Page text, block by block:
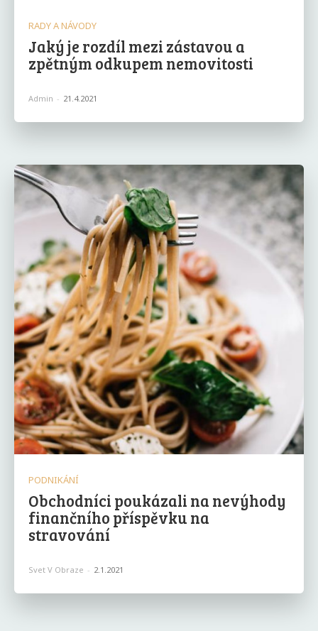
RADY A NÁVODY
Jaký je rozdíl mezi zástavou a
zpětným odkupem nemovitosti
Admin - 21.4.2021
PODNIKÁNÍ
Obchodníci poukázali na nevýhody
finančního příspěvku na
stravování
Svet V Obraze - 2.1.2021